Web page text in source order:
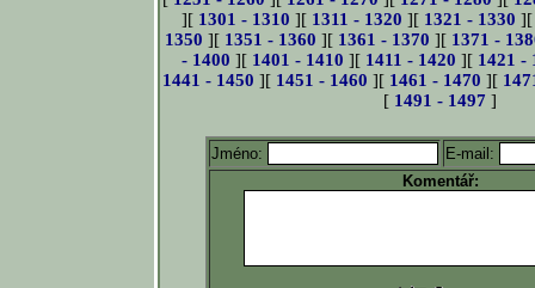
][ 1301 - 1310 ][ 1311 - 1320 ][ 1321 - 1330
1350 ][ 1351 - 1360 ][ 1361 - 1370 ][ 1371 -
- 1400 ][ 1401 - 1410 ][ 1411 - 1420 ][ 1421 -
1441 - 1450 ][ 1451 - 1460 ][ 1461 - 1470 ][
[ 1491 - 1497 ]
Jméno:
E-mail:
Komentář: